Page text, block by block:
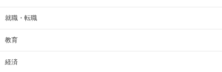
就職・転職
教育
経済